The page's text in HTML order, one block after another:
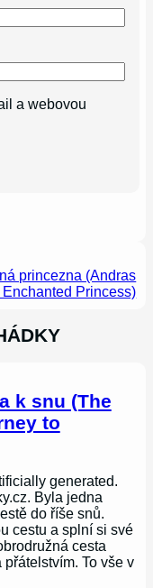
a webovou
princezna (Andras
Princess)
k snu (The
to
generated.
Byla jedna
do říše snů.
cestu a splní si své
cesta
To vše v